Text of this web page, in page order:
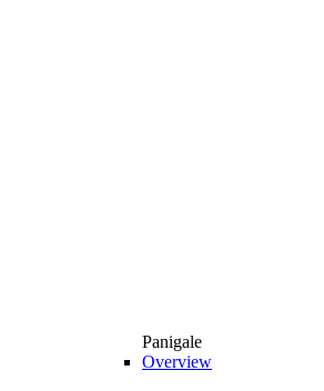
Panigale
Overview